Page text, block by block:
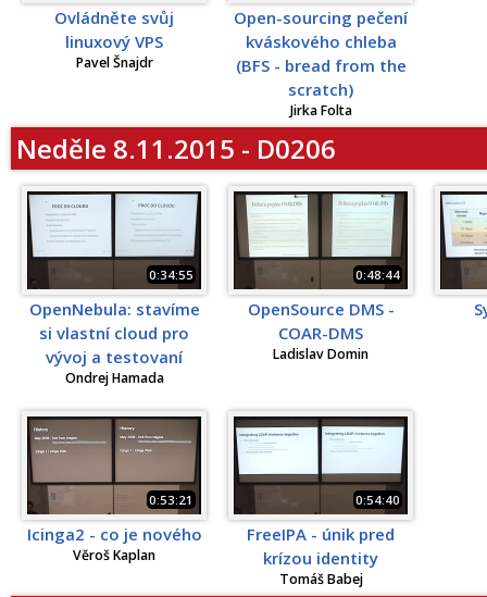
Ovládněte svůj
linuxový VPS
Pavel Šnajdr
Open-sourcing pečení
kváskového chleba
(BFS - bread from the
scratch)
Jirka Folta
Neděle 8.11.2015 - D0206
0:34:55
OpenNebula: stavíme
si vlastní cloud pro
vývoj a testovaní
Ondrej Hamada
0:48:44
OpenSource DMS -
COAR-DMS
Ladislav Domin
0:53:21
Icinga2 - co je nového
Věroš Kaplan
0:54:40
FreeIPA - únik pred
krízou identity
Tomáš Babej